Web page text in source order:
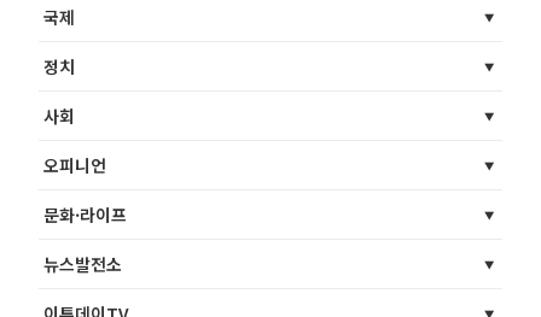
국제
정치
사회
오피니언
문화·라이프
뉴스발전소